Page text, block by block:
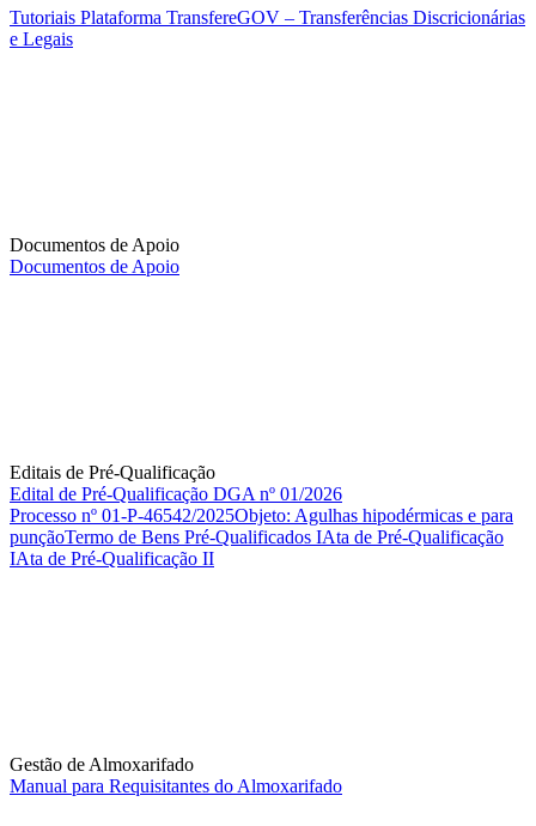
Tutoriais Plataforma TransfereGOV – Transferências Discricionárias
e Legais
Documentos de Apoio
Documentos de Apoio
Editais de Pré-Qualificação
Edital de Pré-Qualificação DGA nº 01/2026
Processo nº 01-P-46542/2025Objeto: Agulhas hipodérmicas e para
punçãoTermo de Bens Pré-Qualificados IAta de Pré-Qualificação
IAta de Pré-Qualificação II
Gestão de Almoxarifado
Manual para Requisitantes do Almoxarifado